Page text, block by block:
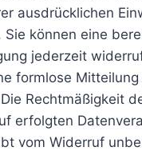
ausdrücklichen
Sie können eine
jederzeit
formlose Mitteilung
Rechtmäßigkeit
erfolgten
vom Widerruf